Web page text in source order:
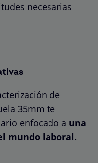
necesarias
de
35mm te
enfocado a una
mundo laboral.